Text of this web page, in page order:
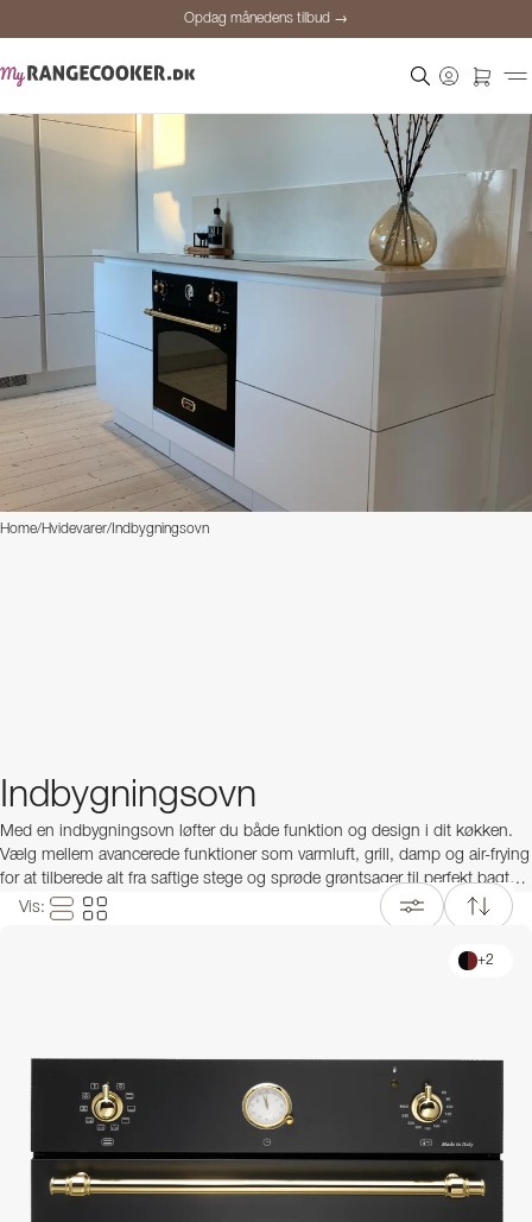
Opdag månedens tilbud →
Opdag månedens tilbud →
Home/Hvidevarer/ Indbygningsovn
Indbygningsovn
Med en indbygningsovn løfter du både funktion og design i dit køkken.
Vælg mellem avancerede funktioner som varmluft, grill, damp og air-frying
for at tilberede alt fra saftige stege og sprøde grøntsager til perfekt bagt
brød og lækre desserter. I vores sortiment finder du indbygningsovne til
alle behov: klassiske el- og varmluftsovne, selvrensende pyrolyseovne,
dampovne til næringsrig madlavning og kombiovne, der giver maksimal
farver og udførelser med elegante detaljer i krom, messing eller bronze –
perfekt til at smelte ind i dit køkkendesign.
Kombinér gerne din indbyggede ovn med en range cooker og emhætte
fra samme serie for et ensartet helhedsudtryk. Eller gør hverdagen lettere
med en kombiovn med mikro og supplér med en indbygget kaffemaskine
eller andre hvidevarer. Se også vores udvalg af komplette komfurpakker
Vis:
+2